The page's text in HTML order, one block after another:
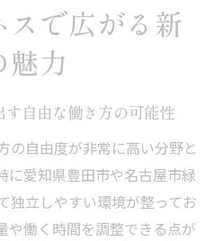
として独立する魅力と現
る際の地域特化型ポイン
最適なエリア選びと注意
で広がる新
魅力
自由な働き方の可能性
の自由度が非常に高い分野と
に愛知県豊田市や名古屋市緑
独立しやすい環境が整ってお
や働く時間を調整できる点が